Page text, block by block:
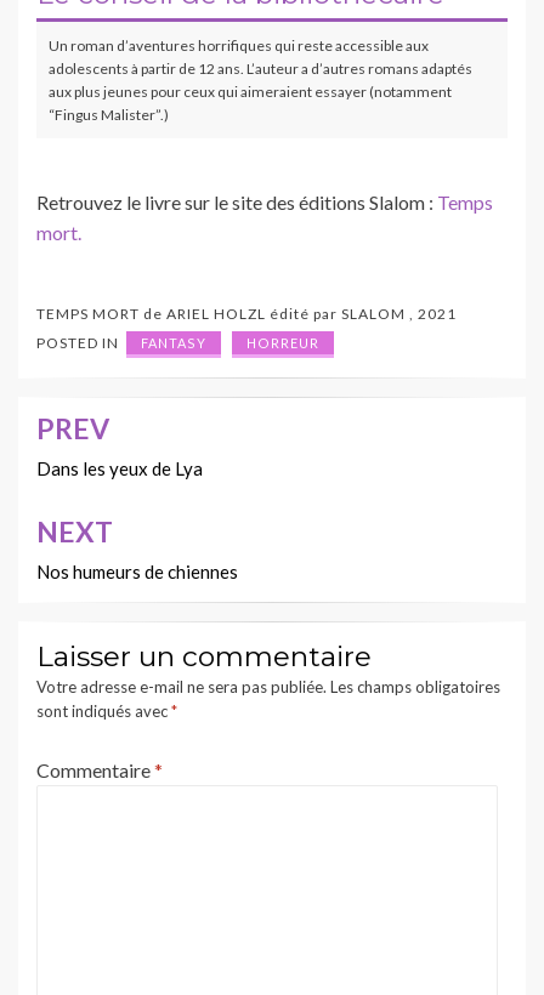
Un roman d’aventures horrifiques qui reste accessible aux
adolescents à partir de 12 ans. L’auteur a d’autres romans adaptés
aux plus jeunes pour ceux qui aimeraient essayer (notamment
“Fingus Malister”.)
Retrouvez le livre sur le site des éditions Slalom : Temps
mort.
TEMPS MORT de ARIEL HOLZL édité par SLALOM
2021
POSTED IN
FANTASY HORREUR
Navigation
de
l’article
PREV
Dans les yeux de Lya
NEXT
Nos humeurs de chiennes
Laisser un commentaire
Votre adresse e-mail ne sera pas publiée. Les champs obligatoires
sont indiqués avec*
Commentaire*